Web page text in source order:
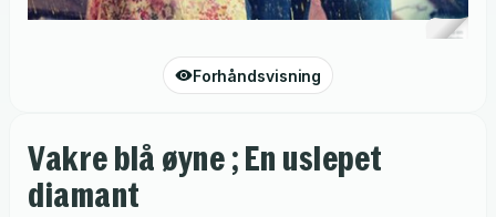
Forhåndsvisning
Vakre blå øyne ; En uslepet
diamant